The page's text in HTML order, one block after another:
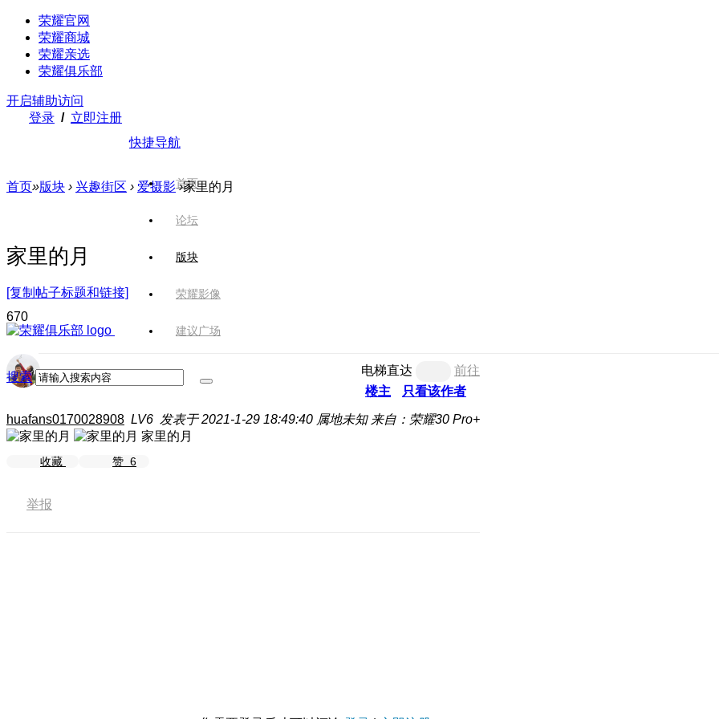
荣耀官网
荣耀商城
荣耀亲选
荣耀俱乐部
开启辅助访问
登录 / 立即注册
快捷导航
首页
论坛
版块
荣耀影像
建议广场
搜索
首页»版块 › 兴趣街区 › 爱摄影 ›家里的月
家里的月
[复制帖子标题和链接]
670
电梯直达
前往
楼主
只看该作者
huafans0170028908 LV6 发表于 2021-1-29 18:49:40 属地未知 来自：荣耀30 Pro+
家里的月
收藏 赞 6
举报